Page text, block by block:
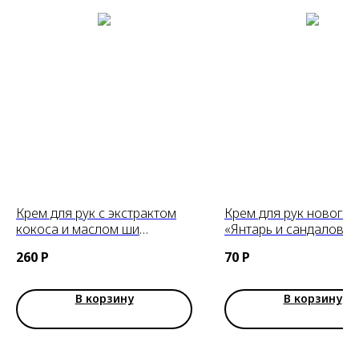
Крем для рук с экстрактом
кокоса и маслом ши
Cream Coconut & Shea Butter,
260 Р
В корзину
Крем для рук
«Янтарь и сандаловое
70 Р
В корзину